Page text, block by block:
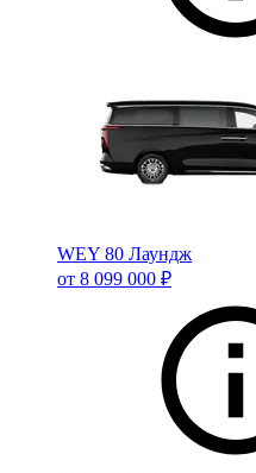
WEY 80 Лаундж
от 8 099 000 ₽